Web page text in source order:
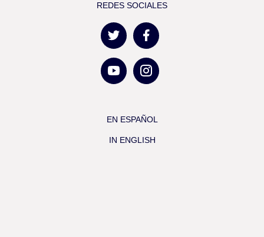
REDES SOCIALES
EN ESPAÑOL
IN ENGLISH